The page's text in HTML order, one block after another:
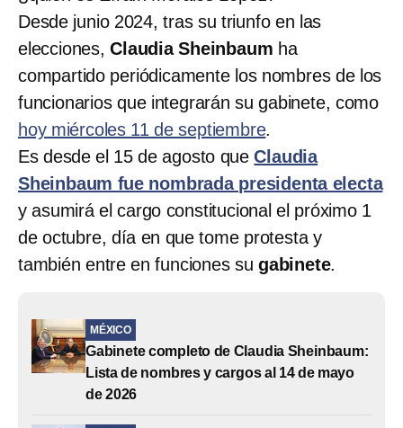
Desde junio 2024, tras su triunfo en las
elecciones,Claudia Sheinbaum ha
compartido periódicamente los nombres de los
funcionarios que integrarán su gabinete, como
hoy miércoles 11 de septiembre.
Es desde el 15 de agosto queClaudia
Sheinbaum fue nombrada presidenta electa
y asumirá el cargo constitucional el próximo 1
de octubre, día en que tome protesta y
también entre en funciones sugabinete.
MÉXICO
Gabinete completo de Claudia Sheinbaum:
Lista de nombres y cargos al 14 de mayo
de 2026